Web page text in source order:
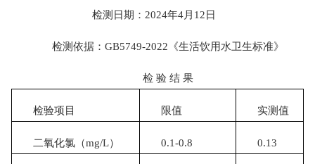
检测日期：2024年4月12日
检测依据：GB5749-2022《生活饮用水卫生标准》
检 验 结 果
检验项目 限值 实测值
二氧化氯（mg/L） 0.1-0.8 0.13